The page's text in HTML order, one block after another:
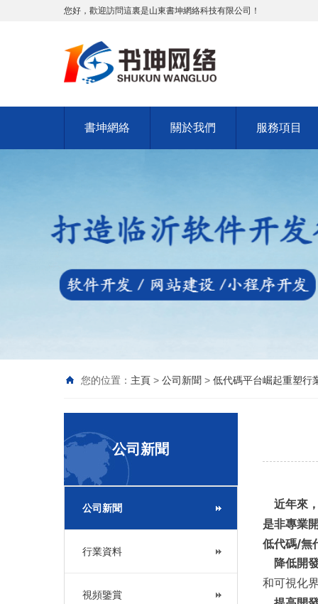
您好，歡迎訪問這裏是山東書坤網絡科技有限公司！
書坤網絡 關於我們 服務項目
您的位置： 主頁 > 公司新聞 > 低代碼平台崛起重塑行
公司新聞
公司新聞
行業資料
視頻鑒賞
近年來
是非專業
低代碼/無
降低開
和可視化